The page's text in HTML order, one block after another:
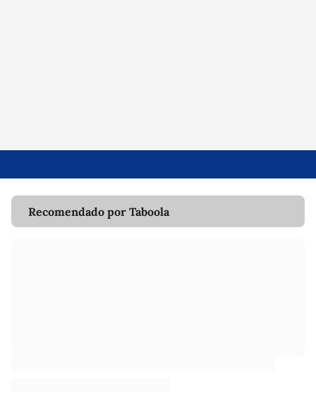
Recomendado por Taboola